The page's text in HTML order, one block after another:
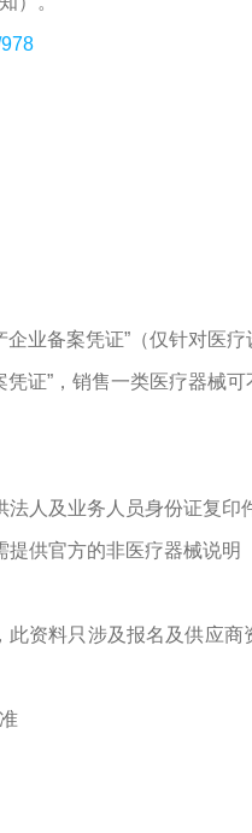
业备案凭证”（仅针对医疗
证”，销售一类医疗器械
人及业务人员身份证复印
供官方的非医疗器械说明
资料只涉及报名及供应